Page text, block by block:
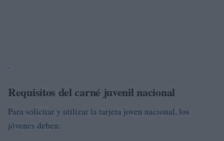
.
Requisitos del carné juvenil nacional
Para solicitar y utilizar la tarjeta joven nacional, los
jóvenes deben: